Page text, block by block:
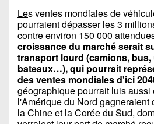
Les ventes mondiales de
pourraient dépasser les 3
contre environ 150 000
croissance du marché serait
transport lourd (camions,
bateaux…), qui pourrait
des ventes mondiales d'ici
géographique pourrait luis
l'Amérique du Nord gagneraient
la Chine et la Corée du Sud,